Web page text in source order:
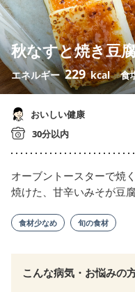
秋なすと焼き豆
エネルギー229 kcal 食
おいしい健康
30分以内
オーブントースターで焼
焼けた、甘辛いみそが豆
食材少なめ 旬の食材
こんな病気・お悩みの